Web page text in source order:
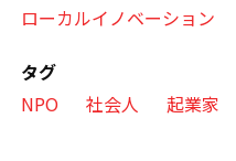
ローカルイノベーション
タグ
NPO
社会人 起業家